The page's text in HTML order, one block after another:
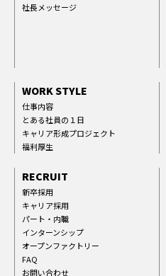
社長メッセージ
WORK STYLE
仕事内容
とある社員の１日
キャリア形成プロジェクト
福利厚生
RECRUIT
新卒採用
キャリア採用
パート・内職
インターンシップ
オープンファクトリー
FAQ
お問い合わせ